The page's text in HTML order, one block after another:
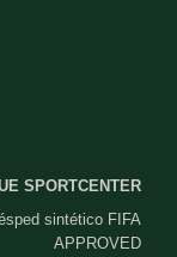
SPORTCENTER
sintético FIFA
APPROVED